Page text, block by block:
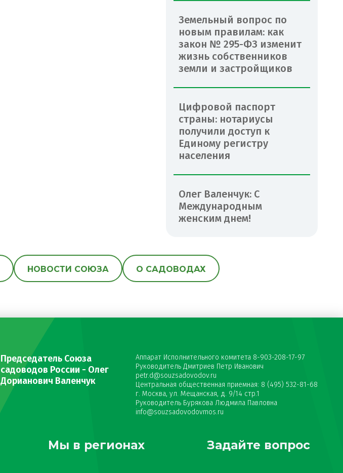
Земельный вопрос по
новым правилам: как
закон № 295-ФЗ изменит
жизнь собственников
земли и застройщиков
Цифровой паспорт
страны: нотариусы
получили доступ к
Единому регистру
населения
Олег Валенчук: С
Международным
женским днем!
НОВОСТИ СОЮЗА О САДОВОДАХ
Председатель Союза
садоводов России - Олег
Дорианович Валенчук
Аппарат Исполнительного комитета 8-903-208-17-97
Руководитель Дмитриев Петр Иванович
petr.d@souzsadovodov.ru
Центральная общественная приемная: 8 (495) 532-81-68
г. Москва, ул. Мещанская, д. 9/14 стр.1
Руководитель Бурякова Людмила Павловна
info@souzsadovodovmos.ru
Мы в регионах Задайте вопрос